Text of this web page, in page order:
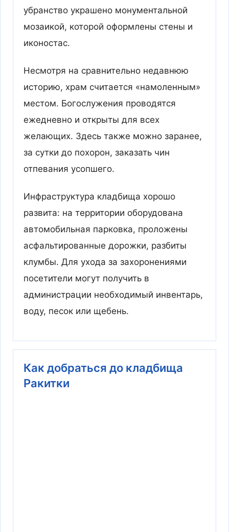
убранство украшено монументальной
мозаикой, которой оформлены стены и
иконостас.
Несмотря на сравнительно недавнюю
историю, храм считается «намоленным»
местом. Богослужения проводятся
ежедневно и открыты для всех
желающих. Здесь также можно заранее,
за сутки до похорон, заказать чин
отпевания усопшего.
Инфраструктура кладбища хорошо
развита: на территории оборудована
автомобильная парковка, проложены
асфальтированные дорожки, разбиты
клумбы. Для ухода за захоронениями
посетители могут получить в
администрации необходимый инвентарь,
воду, песок или щебень.
Как добраться до кладбища
Ракитки